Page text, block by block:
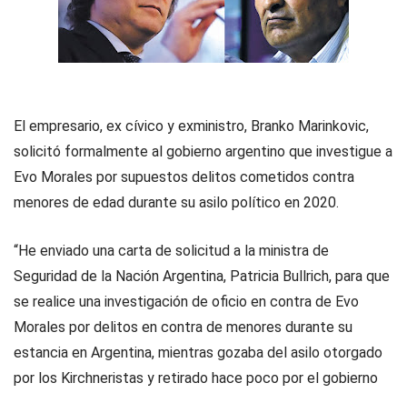
El empresario, ex cívico y exministro, Branko Marinkovic,
solicitó formalmente al gobierno argentino que investigue a
Evo Morales por supuestos delitos cometidos contra
menores de edad durante su asilo político en 2020.
“He enviado una carta de solicitud a la ministra de
Seguridad de la Nación Argentina, Patricia Bullrich, para que
se realice una investigación de oficio en contra de Evo
Morales por delitos en contra de menores durante su
estancia en Argentina, mientras gozaba del asilo otorgado
por los Kirchneristas y retirado hace poco por el gobierno